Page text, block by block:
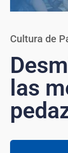
Cultura de
las